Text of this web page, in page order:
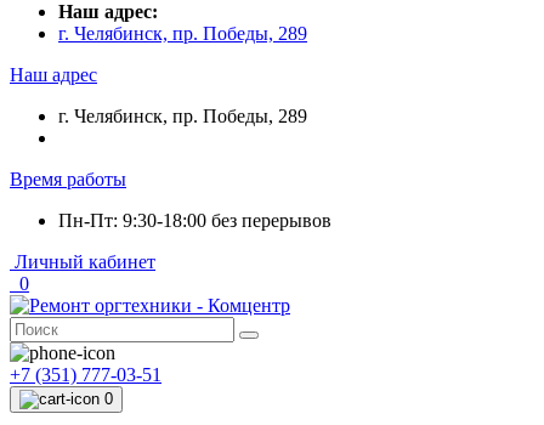
Наш адрес:
г. Челябинск, пр. Победы, 289
Наш адрес
г. Челябинск, пр. Победы, 289
Время работы
Пн-Пт: 9:30-18:00 без перерывов
Личный кабинет
0
+7 (351) 777-03-51
0